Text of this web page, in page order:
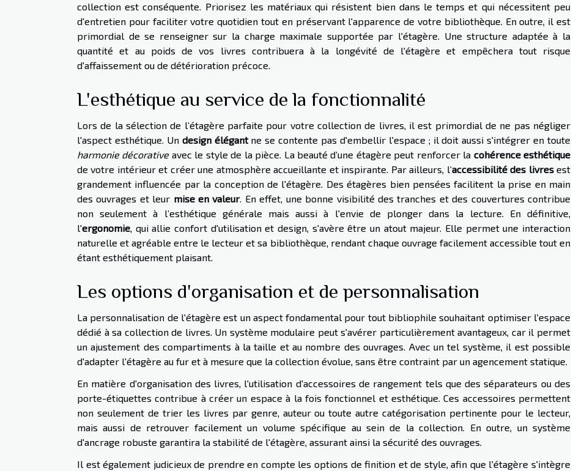
collection est conséquente. Priorisez les matériaux qui résistent bien dans le temps et qui nécessitent peu
d'entretien pour faciliter votre quotidien tout en préservant l'apparence de votre bibliothèque. En outre, il est
primordial de se renseigner sur la charge maximale supportée par l'étagère. Une structure adaptée à la
quantité et au poids de vos livres contribuera à la longévité de l'étagère et empêchera tout risque
d'affaissement ou de détérioration précoce.
L'esthétique au service de la fonctionnalité
Lors de la sélection de l’étagère parfaite pour votre collection de livres, il est primordial de ne pas négliger
l'aspect esthétique. Un design élégantne se contente pas d'embellir l'espace ; il doit aussi s'intégrer en toute
harmonie décorativeavec le style de la pièce. La beauté d’une étagère peut renforcer la cohérence esthétique
de votre intérieur et créer une atmosphère accueillante et inspirante. Par ailleurs, l’accessibilité des livresest
grandement influencée par la conception de l'étagère. Des étagères bien pensées facilitent la prise en main
des ouvrages et leur mise en valeur. En effet, une bonne visibilité des tranches et des couvertures contribue
non seulement à l’esthétique générale mais aussi à l'envie de plonger dans la lecture. En définitive,
l'ergonomie, qui allie confort d'utilisation et design, s'avère être un atout majeur. Elle permet une interaction
naturelle et agréable entre le lecteur et sa bibliothèque, rendant chaque ouvrage facilement accessible tout en
étant esthétiquement plaisant.
Les options d'organisation et de personnalisation
La personnalisation de l'étagère est un aspect fondamental pour tout bibliophile souhaitant optimiser l'espace
dédié à sa collection de livres. Un système modulaire peut s'avérer particulièrement avantageux, car il permet
un ajustement des compartiments à la taille et au nombre des ouvrages. Avec un tel système, il est possible
d'adapter l'étagère au fur et à mesure que la collection évolue, sans être contraint par un agencement statique.
En matière d'organisation des livres, l'utilisation d'accessoires de rangement tels que des séparateurs ou des
porte-étiquettes contribue à créer un espace à la fois fonctionnel et esthétique. Ces accessoires permettent
non seulement de trier les livres par genre, auteur ou toute autre catégorisation pertinente pour le lecteur,
mais aussi de retrouver facilement un volume spécifique au sein de la collection. En outre, un système
d'ancrage robuste garantira la stabilité de l'étagère, assurant ainsi la sécurité des ouvrages.
Il est également judicieux de prendre en compte les options de finition et de style, afin que l'étagère s'intègre